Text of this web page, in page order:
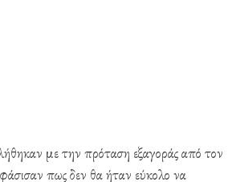
με την πρόταση εξαγοράς από τον
πως δεν θα ήταν εύκολο να